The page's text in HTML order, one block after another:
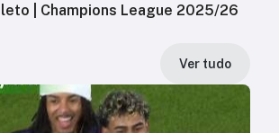
| Champions League 2025/26
Ver tudo